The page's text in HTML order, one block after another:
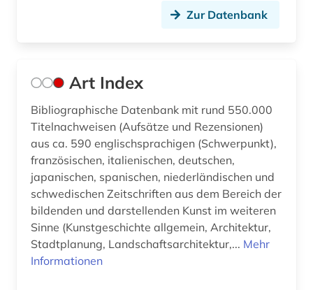
niedersachsen (1)
nordland (1)
norm (1)
normen (1)
norwegen (1)
nürnberg (1)
Zur Datenbank
Art Index
Bibliographische Datenbank mit rund 550.000
Titelnachweisen (Aufsätze und Rezensionen)
aus ca. 590 englischsprachigen (Schwerpunkt),
französischen, italienischen, deutschen,
japanischen, spanischen, niederländischen und
schwedischen Zeitschriften aus dem Bereich der
bildenden und darstellenden Kunst im weiteren
Sinne (Kunstgeschichte allgemein, Architektur,
Stadtplanung, Landschaftsarchitektur,... Mehr
Informationen